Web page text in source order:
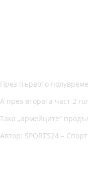
През първото
А през втората част 2
Така „армейците“
Автор: SPORTS24 –